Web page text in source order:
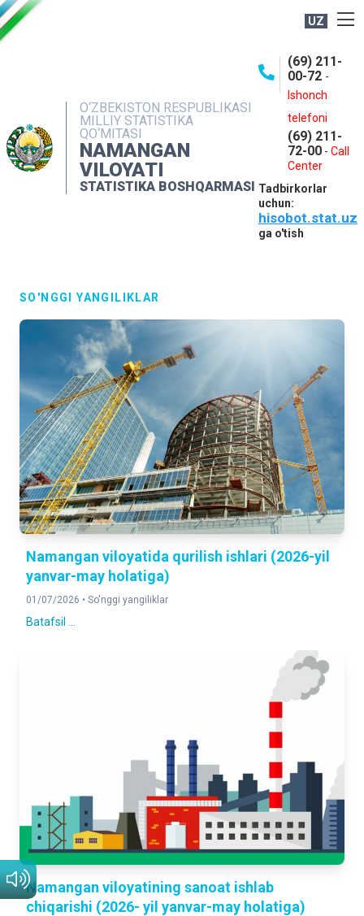
UZ
O‘ZBEKISTON RESPUBLIKASI
MILLIY STATISTIKA
QO‘MITASI
NAMANGAN
VILOYATI
STATISTIKA BOSHQARMASI
(69) 211-
00-72 -
Ishonch
telefoni
(69) 211-
72-00 - Call
Center
Tadbirkorlar
uchun:
hisobot.stat.uz
ga o'tish
NASHRLAR
INTERAKTIV XIZMATLAR
MATBUOT XIZMATI
MUROJAATLAR
SO'NGGI YANGILIKLAR
Namangan viloyatida qurilish ishlari (2026-yil
yanvar-may holatiga)
01/07/2026 • So'nggi yangiliklar
Batafsil ...
Namangan viloyatining sanoat ishlab
chiqarishi (2026- yil yanvar-may holatiga)